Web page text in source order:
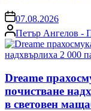
on07.08.2026
Posted
by
Петър Ангелов -
Dreame
почистване
в световен